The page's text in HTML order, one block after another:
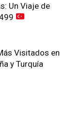
Un Viaje de
Visitados en
y Turquía